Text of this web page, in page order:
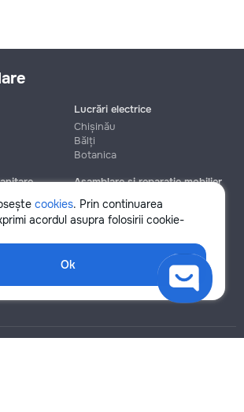
cookies. Prin continuarea
acordul asupra folosirii cookie-
Ok
Lucrări electrice
Chișinău
Bălți
Botanica
Asamblare și reparație mobilier
Chișinău
Botanica
și instalare